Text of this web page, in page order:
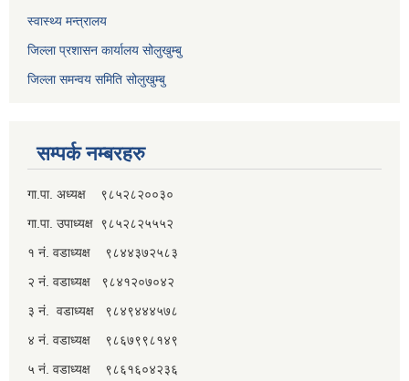
स्वास्थ्य मन्त्रालय
जिल्ला प्रशासन कार्यालय सोलुखुम्बु
जिल्ला समन्वय समिति सोलुखुम्बु
सम्पर्क नम्बरहरु
गा.पा. अध्यक्ष ९८५२८२००३०
गा.पा. उपाध्यक्ष ९८५२८२५५५२
१ नं. वडाध्यक्ष ९८४४३७२५८३
२ नं. वडाध्यक्ष ९८४१२०७०४२
३ नं. वडाध्यक्ष ९८४९४४४५७८
४ नं. वडाध्यक्ष ९८६७९९८१४९
५ नं. वडाध्यक्ष ९८६१६०४२३६